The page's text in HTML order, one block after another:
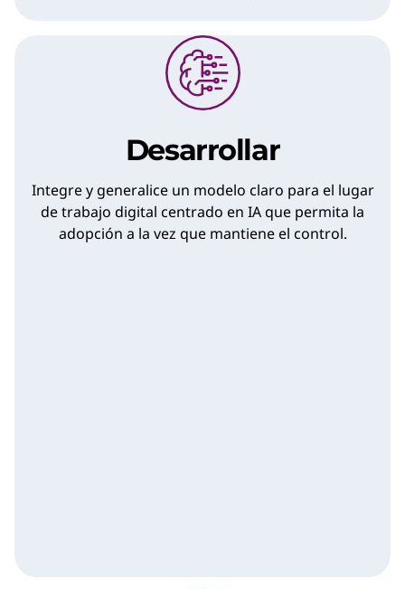
Desarrollar
Integre y generalice un modelo claro para el lugar
de trabajo digital centrado en IA que permita la
adopción a la vez que mantiene el control.